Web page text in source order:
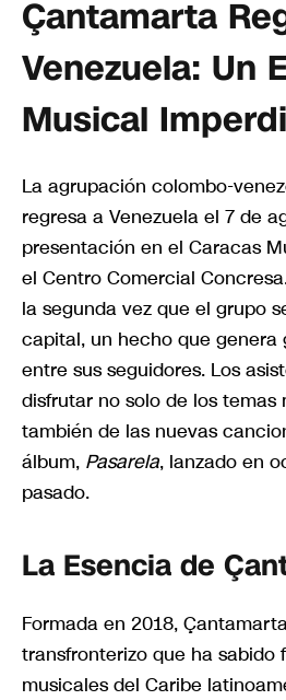
Çantamarta
Venezuela: Un
Musical
La agrupación colombo-
regresa a Venezuela el 7 de
presentación en el Caracas
el Centro Comercial
la segunda vez que el grupo
capital, un hecho que genera
entre sus seguidores. Los
disfrutar no solo de los temas
también de las nuevas
álbum, Pasarela, lanzado en
pasado.
La Esencia de
Formada en 2018,
transfronterizo que ha sabido
musicales del Caribe